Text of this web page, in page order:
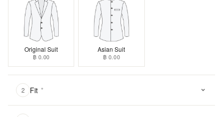
Original Suit
฿ 0.00
Asian Suit
฿ 0.00
2 Fit *